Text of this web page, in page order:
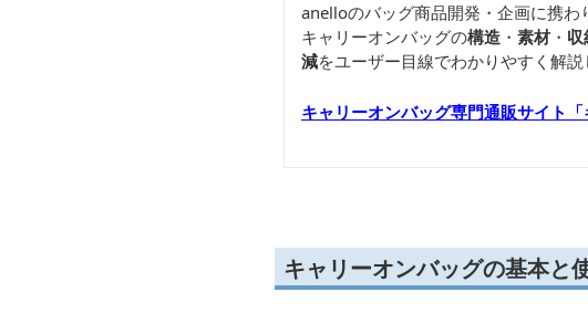
anelloのバッグ商品開発・企画に携わ
キャリーオンバッグの構造 ・ 素材・
減をユーザー目線でわかりやすく解説
キャリーオンバッグ専門通販サイト
キャリーオンバッグの基本と